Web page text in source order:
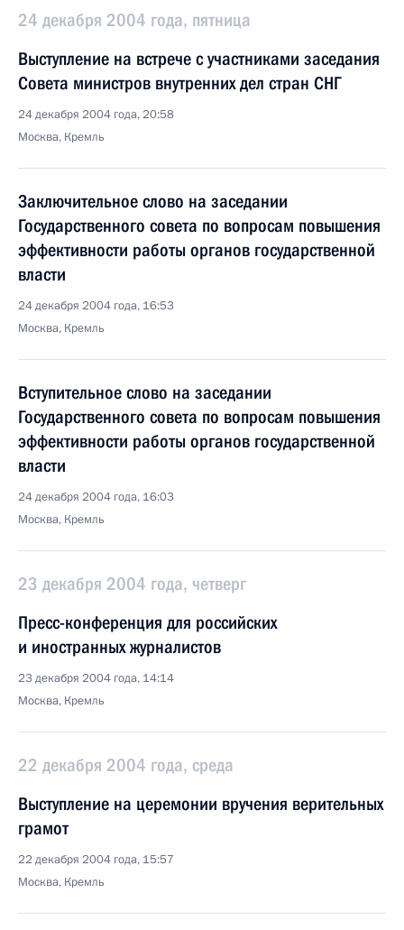
24 декабря 2004 года, пятница
Выступление на встрече с участниками заседания
Совета министров внутренних дел стран СНГ
24 декабря 2004 года, 20:58
Москва, Кремль
Заключительное слово на заседании
Государственного совета по вопросам повышения
эффективности работы органов государственной
власти
24 декабря 2004 года, 16:53
Москва, Кремль
Вступительное слово на заседании
Государственного совета по вопросам повышения
эффективности работы органов государственной
власти
24 декабря 2004 года, 16:03
Москва, Кремль
23 декабря 2004 года, четверг
Пресс-конференция для российских
и иностранных журналистов
23 декабря 2004 года, 14:14
Москва, Кремль
22 декабря 2004 года, среда
Выступление на церемонии вручения верительных
грамот
22 декабря 2004 года, 15:57
Москва, Кремль